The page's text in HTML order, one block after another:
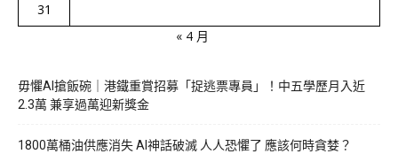
31
« 4 月
毋懼AI搶飯碗｜港鐵重賞招募「捉逃票專員」！中五學歷月入近
2.3萬 兼享過萬迎新獎金
1800萬桶油供應消失 AI神話破滅 人人恐懼了 應該何時貪婪？